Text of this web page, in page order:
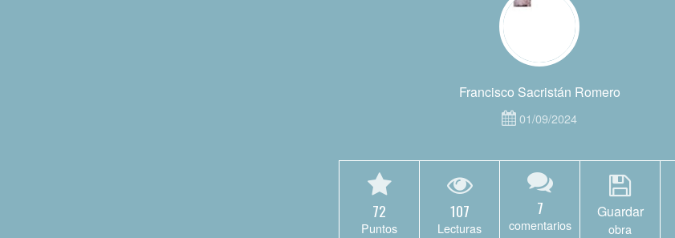
Francisco Sacristán Romero
01/09/2024
72
Puntos
107
Lecturas
7
comentarios
Guardar
obra